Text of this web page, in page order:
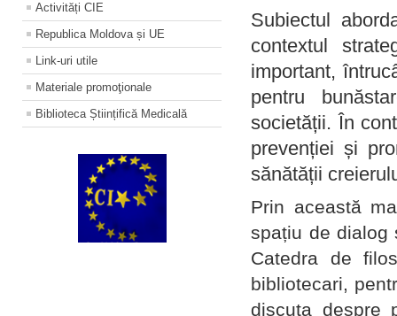
Activități CIE
Republica Moldova și UE
Link-uri utile
Materiale promoţionale
Biblioteca Științifică Medicală
Subiectul
contextul
important,
pentru
societății. În
prevenției și
sănătății
Prin această
spațiu de dialog
Catedra de
bibliotecari,
discuta despre